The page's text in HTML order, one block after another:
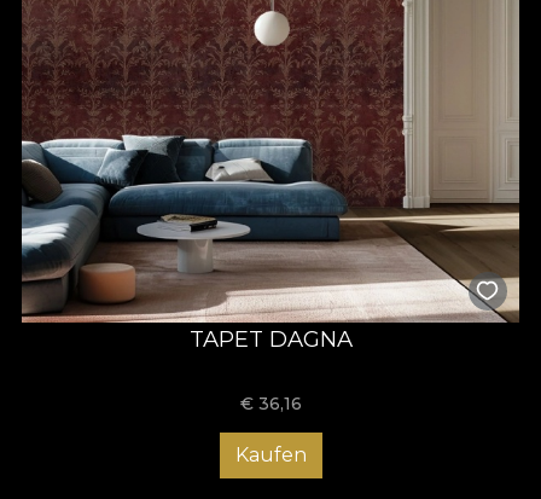
TAPET DAGNA
€ 36,16
Kaufen